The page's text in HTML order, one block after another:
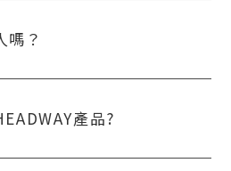
嗎？
產品?